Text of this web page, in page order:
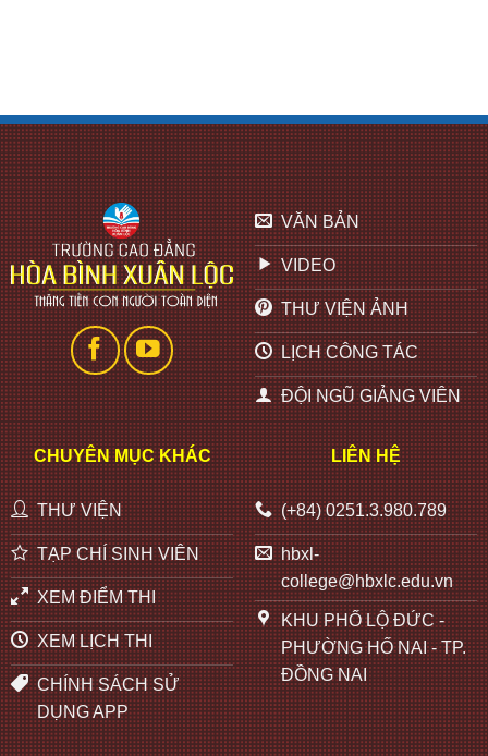
VĂN BẢN
VIDEO
THƯ VIỆN ẢNH
LỊCH CÔNG TÁC
ĐỘI NGŨ GIẢNG VIÊN
CHUYÊN MỤC KHÁC
THƯ VIỆN
TẠP CHÍ SINH VIÊN
XEM ĐIỂM THI
XEM LỊCH THI
CHÍNH SÁCH SỬ
DỤNG APP
LIÊN HỆ
(+84) 0251.3.980.789
hbxl-
college@hbxlc.edu.vn
KHU PHỐ LỘ ĐỨC -
PHƯỜNG HỐ NAI - TP.
ĐỒNG NAI